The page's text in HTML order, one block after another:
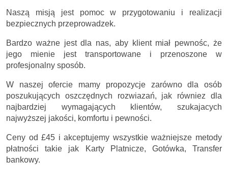
Naszą misją jest pomoc w przygotowaniu i realizacji
bezpiecznych przeprowadzek.
Bardzo ważne jest dla nas, aby klient miał pewnośc, że
jego mienie jest transportowane i przenoszone w
profesjonalny sposób.
W naszej ofercie mamy propozycje zarówno dla osób
poszukujących oszczędnych rozwiazań, jak równiez dla
najbardziej wymagających klientów, szukajacych
najwyższej jakości, komfortu i pewności.
Ceny od £45 i akceptujemy wszystkie ważniejsze metody
płatności takie jak Karty Platnicze, Gotówka, Transfer
bankowy.